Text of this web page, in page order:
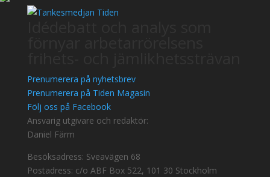
Prenumerera på nyhetsbrev
Prenumerera på Tiden Magasin
Följ oss på Facebook
Ansvarig utgivare och redaktör:
Daniel Färm
Besöksadress: Sveavägen 68
Postadress: c/o ABF Box 522, 101 30 Stockholm